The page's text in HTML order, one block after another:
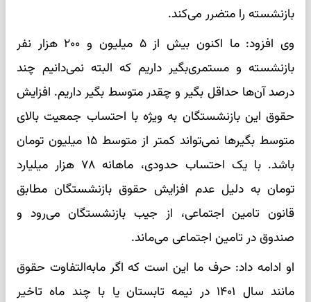
بازنشسته را متضرر می‌کند.
وی افزود: ما اکنون بیش از ۵ میلیون و ۲۰۰ هزار نفر
بازنشسته و مستمری‌بگیر داریم که البته نمی‌دانیم چند
درصد آن‌ها حداقل بگیر و چقدر متوسط بگیر داریم. افزایش
حقوق این بازنشستگان به ویژه با احتساب جمعیت بالای
متوسط بگیرها نمی‌تواند کمتر از متوسط ۱۵ میلیون تومان
باشد. با یک احتساب حدودی، ماهانه ۷۸ هزار میلیارد
تومان به دلیل‌ عدم افزایش حقوق بازنشستگان مطابق
قانون تامین اجتماعی، از جیب بازنشستگان می‌رود و
صندوق در تامین اجتماعی می‌ماند.
او ادامه داد: حرف ما این است که اگر مابه‌التفاوت حقوق
مانند سال ۱۴۰۱ در نیمه تابستان یا با چند ماه تاخیر